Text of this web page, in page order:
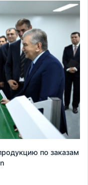
по заказам